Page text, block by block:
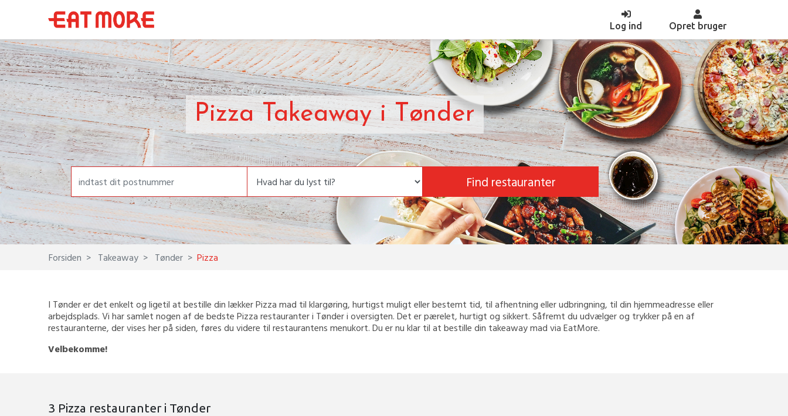
Log ind (current)Opret bruger
Pizza Takeaway i Tønder
Find restauranter
Forsiden Takeaway Tønder Pizza
I Tønder er det enkelt og ligetil at bestille din lækker Pizza mad til klargøring, hurtigst muligt eller bestemt tid, til afhentning eller udbringning, til din hjemmeadresse eller
arbejdsplads. Vi har samlet nogen af de bedste Pizza restauranter i Tønder i oversigten. Det er pærelet, hurtigt og sikkert. Såfremt du udvælger og trykker på en af
restauranterne, der vises her på siden, føres du videre til restaurantens menukort. Du er nu klar til at bestille din takeaway mad via EatMore.
Velbekomme!
3 Pizza restauranter i Tønder